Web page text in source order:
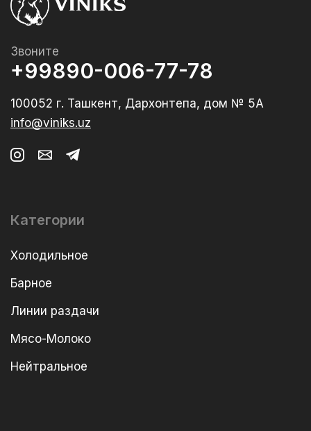
Звоните
+99890-006-77-78
100052 г. Ташкент, Дархонтепа, дом № 5А
info@viniks.uz
Категории
Холодильное
Барное
Линии раздачи
Мясо-Молоко
Нейтральное